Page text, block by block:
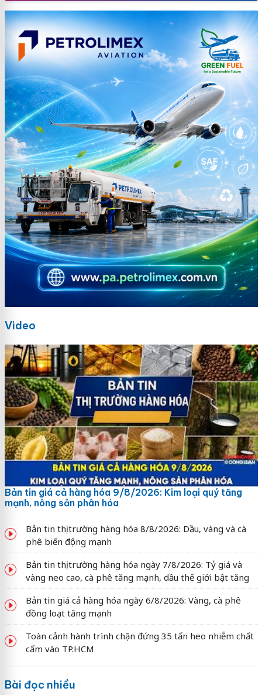
Video
Bản tin giá cả hàng hóa 9/8/2026: Kim loại quý tăng
mạnh, nông sản phân hóa
Bản tin thị trường hàng hóa 8/8/2026: Dầu, vàng và cà
phê biến động mạnh
Bản tin thị trường hàng hóa ngày 7/8/2026: Tỷ giá và
vàng neo cao, cà phê tăng mạnh, dầu thế giới bật tăng
Bản tin giá cả hàng hóa ngày 6/8/2026: Vàng, cà phê
đồng loạt tăng mạnh
Toàn cảnh hành trình chặn đứng 35 tấn heo nhiễm chất
cấm vào TP.HCM
Bài đọc nhiều